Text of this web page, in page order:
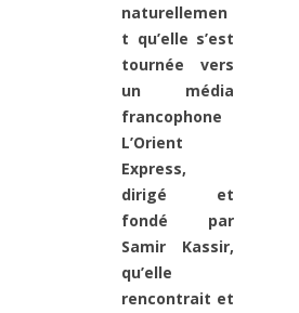
naturellemen
t qu’elle s’est
tournée vers
un média
francophone
L’Orient
Express,
dirigé et
fondé par
Samir Kassir,
qu’elle
rencontrait et